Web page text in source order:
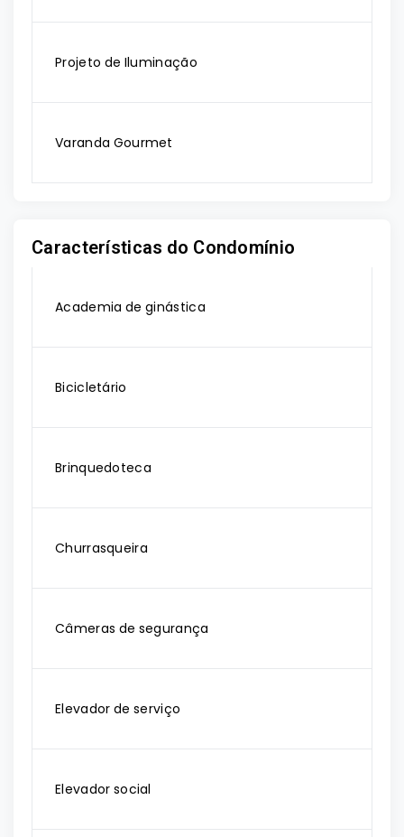
Projeto de Iluminação
Varanda Gourmet
Características do Condomínio
Academia de ginástica
Bicicletário
Brinquedoteca
Churrasqueira
Câmeras de segurança
Elevador de serviço
Elevador social